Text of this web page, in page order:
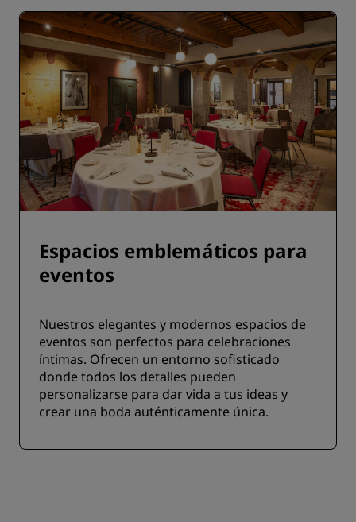
Espacios emblemáticos para
eventos
Nuestros elegantes y modernos espacios de
eventos son perfectos para celebraciones
íntimas. Ofrecen un entorno sofisticado
donde todos los detalles pueden
personalizarse para dar vida a tus ideas y
crear una boda auténticamente única.